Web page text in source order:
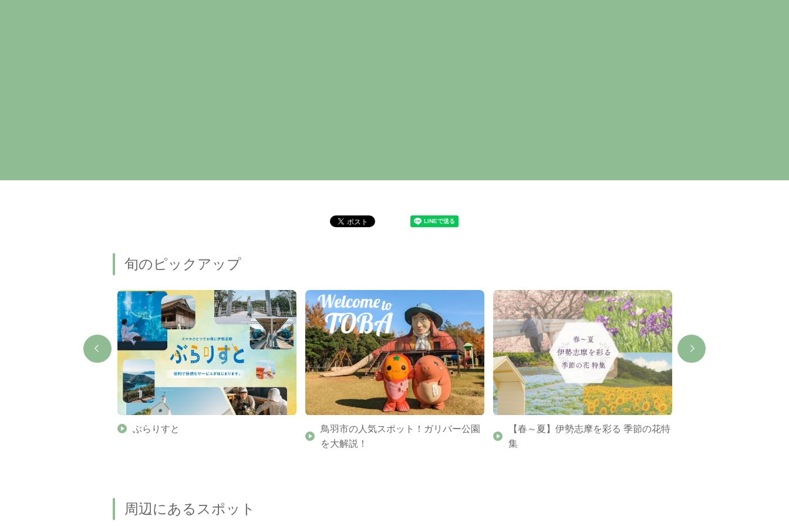
旬のピックアップ
ぶらりすと
鳥羽市の人気スポット！ガリバー公園
を大解説！
【春～夏】伊勢志摩を彩る 季節の花特
集
周辺にあるスポット